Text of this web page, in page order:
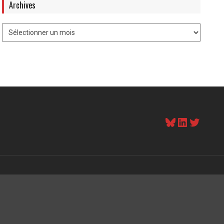
Archives
Bluesky